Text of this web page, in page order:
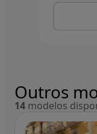
Outros
14 modelos